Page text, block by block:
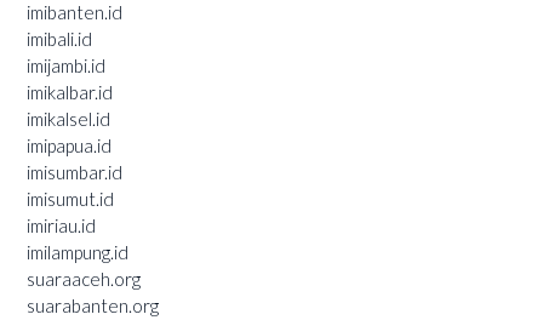
imibanten.id
imibali.id
imijambi.id
imikalbar.id
imikalsel.id
imipapua.id
imisumbar.id
imisumut.id
imiriau.id
imilampung.id
suaraaceh.org
suarabanten.org